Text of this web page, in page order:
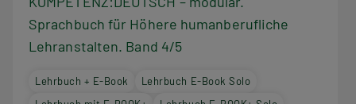
Sprachbuch für Höhere humanberufliche
Lehranstalten. Band 4/5
Lehrbuch + E-Book
Lehrbuch E-Book Solo